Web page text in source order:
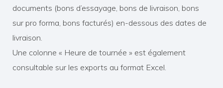
documents (bons d’essayage, bons de livraison, bons
sur pro forma, bons facturés) en-dessous des dates de
livraison.
Une colonne « Heure de tournée » est également
consultable sur les exports au format Excel.